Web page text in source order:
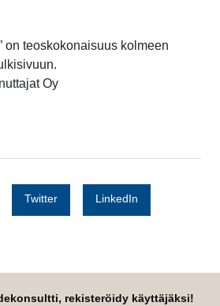
on teoskokonaisuus kolmeen
Oy
Twitter LinkedIn
rekisteröidy käyttäjäksi!